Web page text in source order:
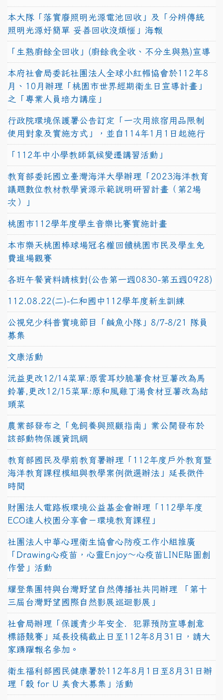
本大隊「落實廢照明光源電池回收」及「分辨傳統
照明光源好簡單 妥善回收沒煩惱」海報
「生熟廚餘全回收」(廚餘我全收、不分生與熟)宣導
本府社會局委託社團法人全球小紅帽協會於112年8
月、10月辦理「桃園市世界經期衛生日宣導計畫」
之「專業人員培力講座」
行政院環境保護署公告訂定「一次用旅宿用品限制
使用對象及實施方式」，並自114年1月1日起施行
「112年中小學教師氣候變遷講習活動」
教育部委託國立臺灣海洋大學辦理「2023海洋教育
議題數位教材教學資源示範說明研習計畫（第2場
次）」
桃園市112學年度學生音樂比賽實施計畫
本市樂天桃園棒球場冠名權回饋桃園市民及學生免
費進場觀賽
各班午餐資料請核對(公告第一週0830-第五週0928)
112.08.22(二)-仁和國中112學年度新生訓練
公視兒少科普實境節目「鹹魚小隊」8/7-8/21 隊員
募集
文康活動
沅益更改12/14菜單:原雲耳炒脆薯食材豆薯改為馬
鈴薯,更改12/15菜單:原和風雞丁湯食材豆薯改為結
頭菜
農業部發布之「兔飼養與照顧指南」業公開發布於
該部動物保護資訊網
教育部國民及學前教育署辦理「112年度戶外教育暨
海洋教育課程模組與教學案例徵選辦法」延長徵件
時間
財團法人電路板環境公益基金會辦理「112學年度
ECO達人校園分享會－環境教育課程」
社團法人中華心理衛生協會心防疫工作小組推廣
「Drawing心疫苗，心靈Enjoy〜心疫苗LINE貼圖創
作營」活動
耀登集團特與台灣野望自然傳播社共同辦理 「第十
三屆台灣野望國際自然影展巡迴影展」
社會局辦理「保護青少年安全．犯罪預防宣導創意
標語競賽」延長投稿截止日至112年8月31日，請大
家踴躍報名參加。
衛生福利部國民健康署於112年8月1日至8月31日辦
理「穀 for U 美食大募集」活動